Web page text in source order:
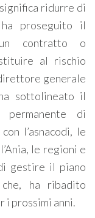
ridurre di
proseguito il
contratto o
al rischio
generale
sottolineato il
di
l’asnacodi, le
le regioni e
gestire il piano
ha ribadito
i prossimi anni.